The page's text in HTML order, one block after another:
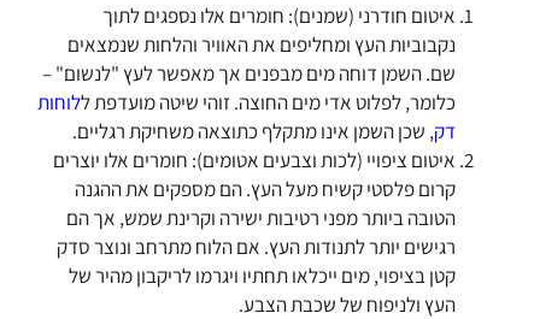
איטום חודרני (שמנים): חומרים אלו נספגים לתוך
נקבוביות העץ ומחליפים את האוויר והלחות שנמצאים
שם. השמן דוחה מים מבפנים אך מאפשר לעץ "לנשום" –
כלומר, לפלוט אדי מים החוצה. זוהי שיטה מועדפת ללוחות
דק, שכן השמן אינו מתקלף כתוצאה משחיקת רגליים.
איטום ציפויי (לכות וצבעים אטומים): חומרים אלו יוצרים
קרום פלסטי קשיח מעל העץ. הם מספקים את ההגנה
הטובה ביותר מפני רטיבות ישירה וקרינת שמש, אך הם
רגישים יותר לתנודות העץ. אם הלוח מתרחב ונוצר סדק
קטן בציפוי, מים ייכלאו תחתיו ויגרמו לריקבון מהיר של
העץ ולניפוח של שכבת הצבע.